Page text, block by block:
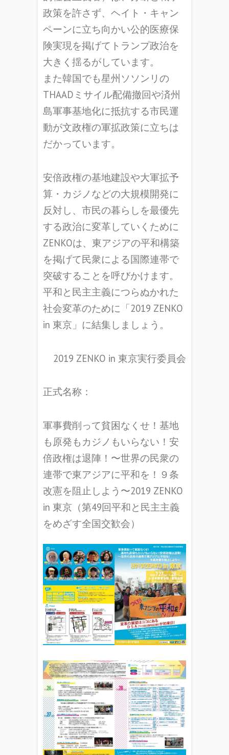
政策を許さず、ヘイト・キャン
ペーンに立ち向かい公的医療保
険実現を掲げてトランプ政治を
大きく揺るがしています。
また韓国でも星州ソソンリの
THAADミサイル配備撤回や済州
島軍事基地化に抵抗する市民運
動が文政権の軍拡政策に立ちは
だかっています。
安倍政権の基地建設や大軍拡予
算・カジノなどの大規模開発に
反対し、市民の暮らしを最優先
する政治に変革していくために
ZENKOは、東アジアの平和構築
を掲げて民衆による国際連帯で
突破することを呼びかけます。
平和と民主主義につらぬかれた
社会変革のために「2019 ZENKO
in 東京」に結集しましょう。
2019 ZENKO in 東京実行委員会
正式名称：
軍事費削って貧困なくせ！基地
も原発もカジノもいらない！安
倍政権は退陣！〜世界の民衆の
連帯で東アジアに平和を！９条
改憲を阻止しよう〜2019 ZENKO
in 東京（第49回平和と民主主義
をめざす全国交歓会）